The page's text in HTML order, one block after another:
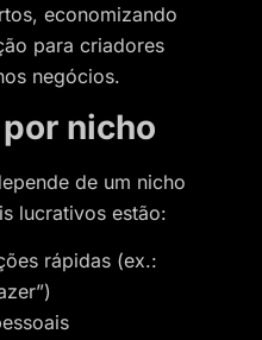
economizando
para criadores
negócios.
nicho
de um nicho
lucrativos estão:
rápidas (ex.: